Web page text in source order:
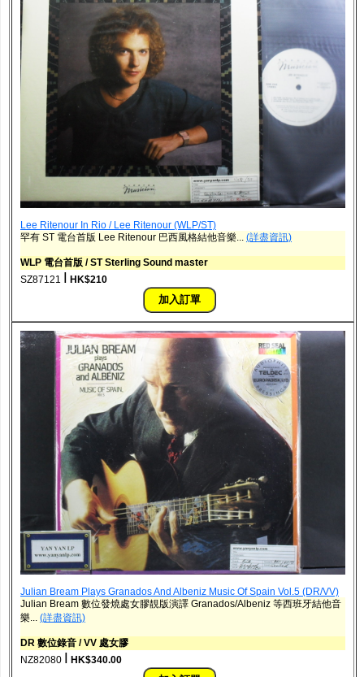
Lee Ritenour In Rio / Lee Ritenour (WLP/ST)
罕有 ST 電台首版 Lee Ritenour 巴西風格結他音樂... (詳盡資訊)
WLP 電台首版 / ST Sterling Sound master
SZ87121 ǀ HK$210
Julian Bream Plays Granados And Albeniz Music Of Spain Vol.5 (DR/VV)
Julian Bream 數位發燒處女膠靚版演譯 Granados/Albeniz 等西班牙結他音
樂... (詳盡資訊)
DR 數位錄音 / VV 處女膠
NZ82080 ǀ HK$340.00